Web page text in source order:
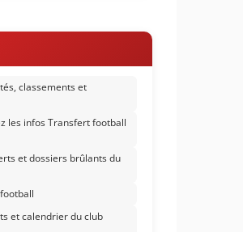
classements et
les infos Transfert football
et dossiers brûlants du
et calendrier du club